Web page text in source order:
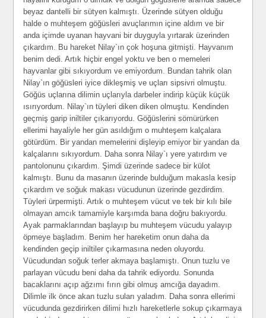
beyaz dantelli bir sütyen kalmıştı. Üzerinde sütyen olduğu
halde o muhteşem göğüsleri avuçlarımın içine aldım ve bir
anda içimde uyanan hayvani bir duyguyla yırtarak üzerinden
çıkardım. Bu hareket Nilay`ın çok hoşuna gitmişti. Hayvanım
benim dedi. Artık hiçbir engel yoktu ve ben o memeleri
hayvanlar gibi sıkıyordum ve emiyordum. Bundan tahrik olan
Nilay`ın göğüsleri iyice dikleşmiş ve uçları sipsivri olmuştu.
Göğüs uçlarına dilimin uçlarıyla darbeler indirip küçük küçük
ısırıyordum. Nilay`ın tüyleri diken diken olmuştu. Kendinden
geçmiş garip iniltiler çıkarıyordu. Göğüslerini sömürürken
ellerimi hayaliyle her gün asıldığım o muhteşem kalçalara
götürdüm. Bir yandan memelerini dişleyip emiyor bir yandan da
kalçalarını sıkıyordum. Daha sonra Nilay`ı yere yatırdım ve
pantolonunu çıkardım. Şimdi üzerinde sadece bir külot
kalmıştı. Bunu da masanın üzerinde bulduğum makasla kesip
çıkardım ve soğuk makası vücudunun üzerinde gezdirdim.
Tüyleri ürpermişti. Artık o muhteşem vücut ve tek bir kılı bile
olmayan amcık tamamiyle karşımda bana doğru bakıyordu.
Ayak parmaklarından başlayıp bu muhteşem vücudu yalayıp
öpmeye başladım. Benim her hareketim onun daha da
kendinden geçip iniltiler çıkarmasına neden oluyordu.
Vücudundan soğuk terler akmaya başlamıştı. Onun tuzlu ve
parlayan vücudu beni daha da tahrik ediyordu. Sonunda
bacaklarını açıp ağzımı fırın gibi olmuş amcığa dayadım.
Dilimle ilk önce akan tuzlu suları yaladım. Daha sonra ellerimi
vücudunda gezdirirken dilimi hızlı hareketlerle sokup çıkarmaya